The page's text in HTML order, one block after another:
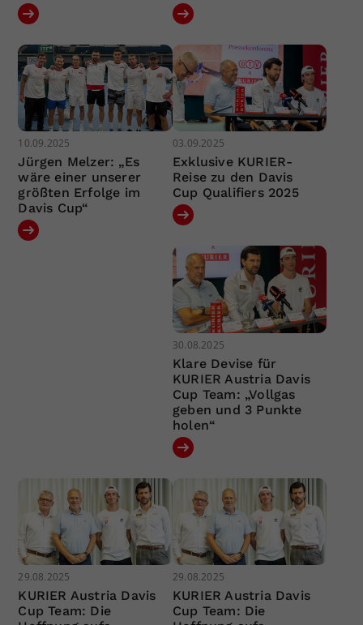
10.09.2025
Jürgen Melzer: „Es
wäre einer unserer
größten Erfolge im
Davis Cup“
03.09.2025
Exklusive KURIER-
Reise zu den Davis
Cup Qualifiers 2025
30.08.2025
Klare Devise für
KURIER Austria Davis
Cup Team: „Vollgas
geben und 3 Punkte
holen“
29.08.2025
KURIER Austria Davis
Cup Team: Die
29.08.2025
KURIER Austria Davis
Cup Team: Die